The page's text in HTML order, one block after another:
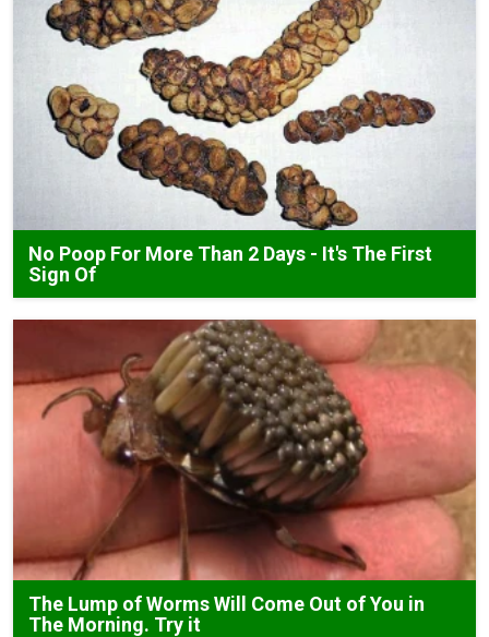
No Poop For More Than 2 Days - It's The First
Sign Of
The Lump of Worms Will Come Out of You in
The Morning. Try it